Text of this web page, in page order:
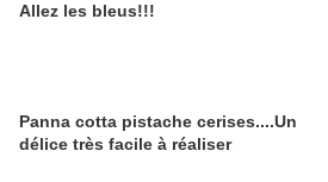
Allez les bleus!!!
Panna cotta pistache cerises....Un
délice très facile à réaliser